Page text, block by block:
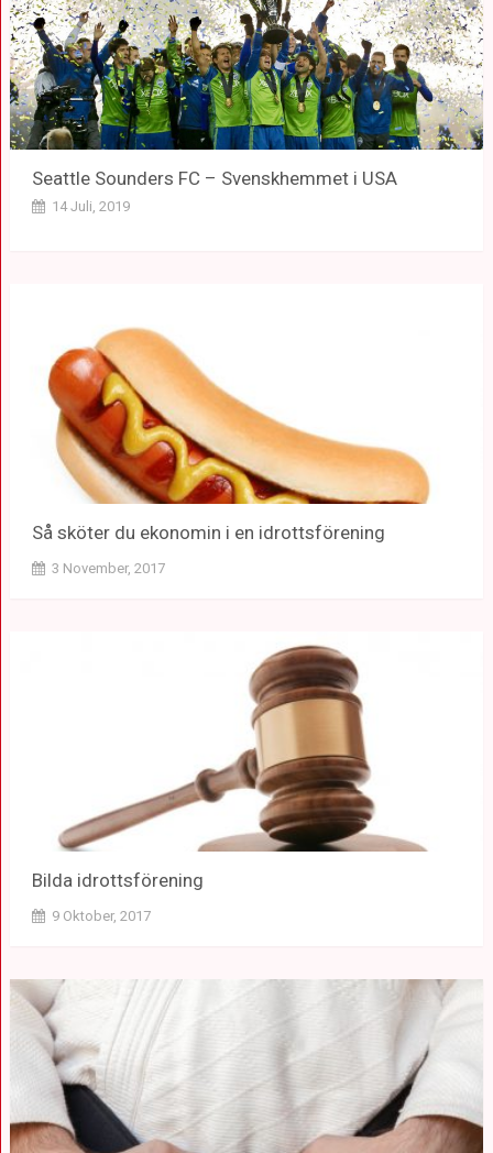
Seattle Sounders FC – Svenskhemmet i USA
14 Juli, 2019
Så sköter du ekonomin i en idrottsförening
3 November, 2017
Bilda idrottsförening
9 Oktober, 2017